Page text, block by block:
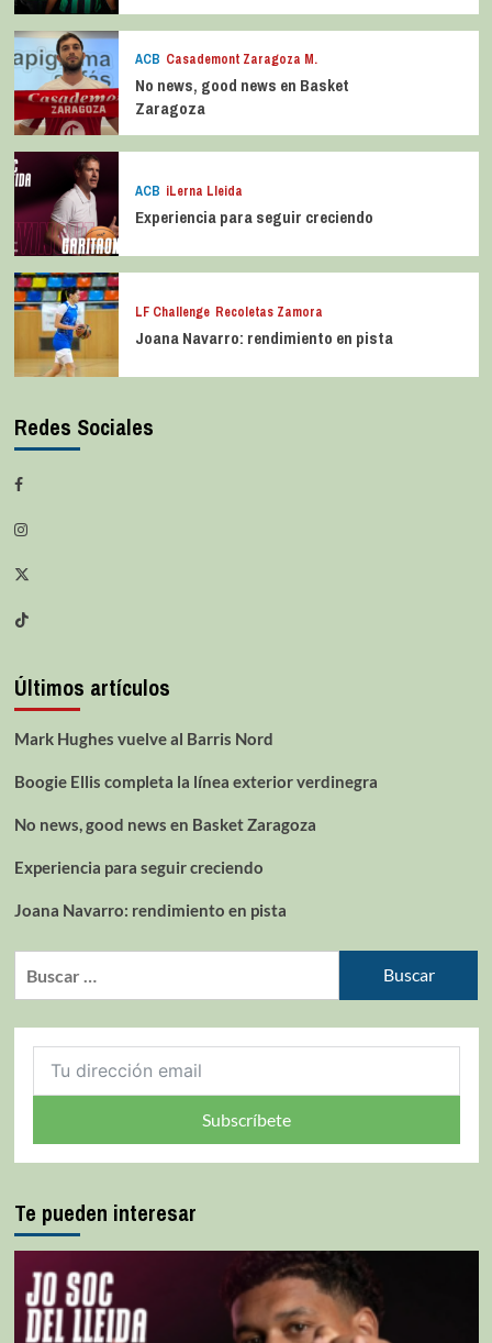
ACB Casademont Zaragoza M.
No news, good news en Basket
Zaragoza
ACB iLerna Lleida
Experiencia para seguir creciendo
LF Challenge Recoletas Zamora
Joana Navarro: rendimiento en pista
Redes Sociales
Últimos artículos
Mark Hughes vuelve al Barris Nord
Boogie Ellis completa la línea exterior verdinegra
No news, good news en Basket Zaragoza
Experiencia para seguir creciendo
Joana Navarro: rendimiento en pista
Subscríbete
Te pueden interesar